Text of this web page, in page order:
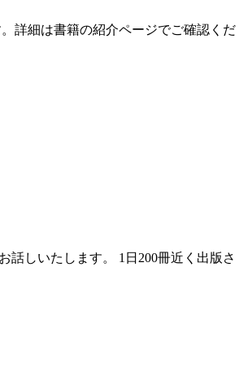
詳細は書籍の紹介ページでご確認くだ
しいたします。 1日200冊近く出版さ